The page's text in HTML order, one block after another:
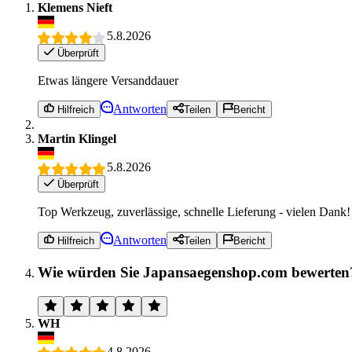
Klemens Nieft
5.8.2026
Überprüft
Etwas längere Versanddauer
Hilfreich Antworten Teilen Bericht
Martin Klingel
5.8.2026
Überprüft
Top Werkzeug, zuverlässige, schnelle Lieferung - vielen Dank!
Hilfreich Antworten Teilen Bericht
Wie würden Sie Japansaegenshop.com
WH